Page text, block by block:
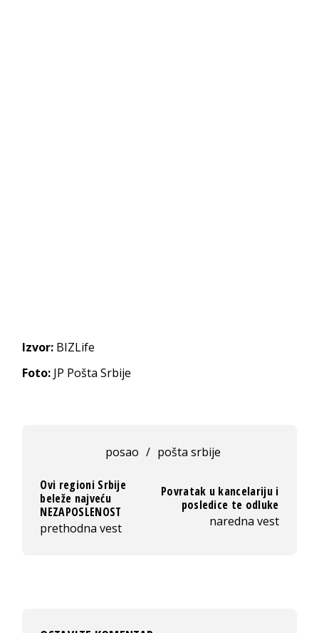
Izvor: BIZLife
Foto: JP Pošta Srbije
posao / pošta srbije
Ovi regioni Srbije
beleže najveću
NEZAPOSLENOST
prethodna vest
Povratak u kancelariju i
posledice te odluke
naredna vest